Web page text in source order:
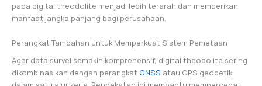
pada digital theodolite menjadi lebih terarah dan memberikan
manfaat jangka panjang bagi perusahaan.
Perangkat Tambahan untuk Memperkuat Sistem Pemetaan
Agar data survei semakin komprehensif, digital theodolite sering
dikombinasikan dengan perangkat GNSS atau GPS geodetik